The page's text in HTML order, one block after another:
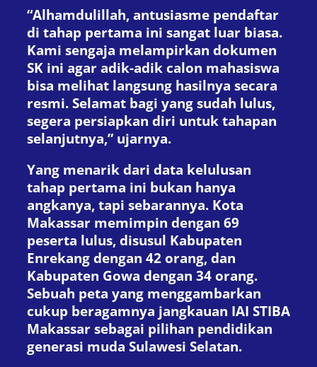
“Alhamdulillah, antusiasme pendaftar
di tahap pertama ini sangat luar biasa.
Kami sengaja melampirkan dokumen
SK ini agar adik-adik calon mahasiswa
bisa melihat langsung hasilnya secara
resmi. Selamat bagi yang sudah lulus,
segera persiapkan diri untuk tahapan
selanjutnya,” ujarnya.
Yang menarik dari data kelulusan
tahap pertama ini bukan hanya
angkanya, tapi sebarannya. Kota
Makassar memimpin dengan 69
peserta lulus, disusul Kabupaten
Enrekang dengan 42 orang, dan
Kabupaten Gowa dengan 34 orang.
Sebuah peta yang menggambarkan
cukup beragamnya jangkauan IAI STIBA
Makassar sebagai pilihan pendidikan
generasi muda Sulawesi Selatan.